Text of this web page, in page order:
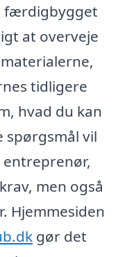
færdigbygget
at overveje
tidligere
hvad du kan
spørgsmål vil
men også
Hjemmesiden
gør det